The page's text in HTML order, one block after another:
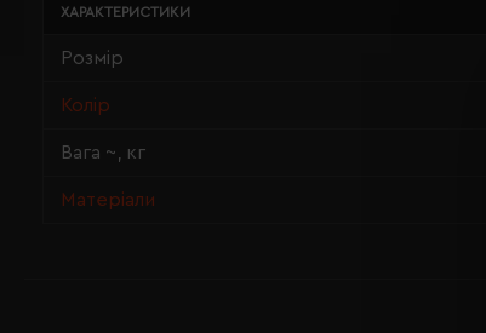
ХАРАКТЕРИСТИКИ
Розмір
Колір
Вага ~, кг
Матеріали